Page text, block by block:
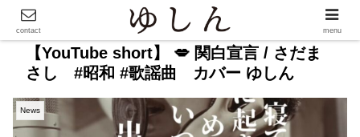
【YouTube short】 💋 関白宣言 / さだま
さし #昭和 #歌謡曲 カバー ゆしん
News
contact menu